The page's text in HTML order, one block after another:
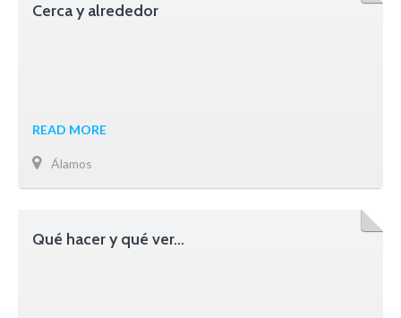
Cerca y alrededor
READ MORE
Álamos
Qué hacer y qué ver…